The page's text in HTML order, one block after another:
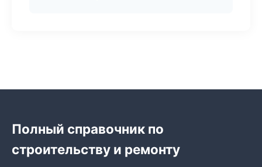
Полный справочник по
строительству и ремонту